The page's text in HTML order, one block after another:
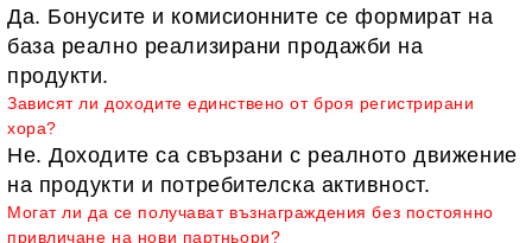
Да. Бонусите и комисионните се формират на
база реално реализирани продажби на
продукти.
Зависят ли доходите единствено от броя регистрирани
хора?
Не. Доходите са свързани с реалното движение
на продукти и потребителска активност.
Могат ли да се получават възнаграждения без постоянно
привличане на нови партньори?